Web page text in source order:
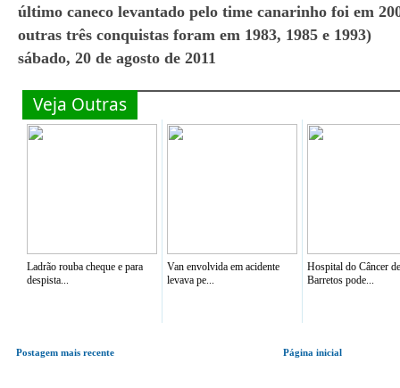
último caneco levantado pelo time canarinho foi em
outras três conquistas foram em 1983, 1985 e 1993)
sábado, 20 de agosto de 2011
Veja Outras
Ladrão rouba cheque e para
despista...
Van envolvida em acidente
levava pe...
Hospital do Câncer de
Barretos pode...
Postagem mais recente Página inicial